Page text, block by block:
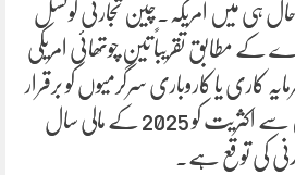
ہی میں امریکہ۔چین تجارتی کونسل
مطابق تقریباً تین چوتھائی امریکی
کاری یا کاروباری سرگرمیوں کو برقرار
رکھا ہوا ہے، جبکہ ان میں سے اکثریت کو 2025 کے مالی سال
کی توقع ہے۔